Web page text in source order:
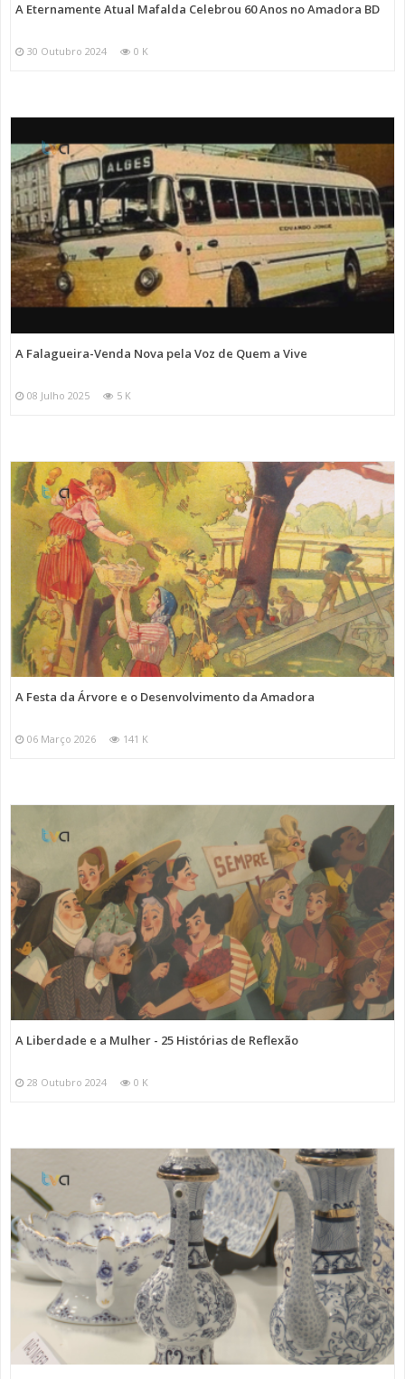
A Eternamente Atual Mafalda Celebrou 60 Anos no Amadora BD
30 Outubro 2024 0 K
A Falagueira-Venda Nova pela Voz de Quem a Vive
08 Julho 2025 5 K
A Festa da Árvore e o Desenvolvimento da Amadora
06 Março 2026 141 K
A Liberdade e a Mulher - 25 Histórias de Reflexão
28 Outubro 2024 0 K